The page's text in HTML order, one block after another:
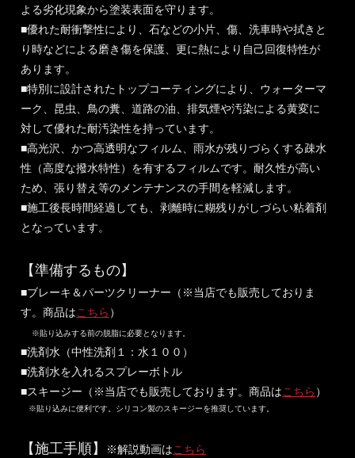
よる劣化現象から塗装表面を守ります。
■優れた耐衝撃性により、石などの小片、傷、洗車時や拭きと
り時などによる磨き傷を保護、更に熱により自己回復特性が
あります。
■特別に設計されたトップコーティングにより、ウォーターマ
ーク、昆虫、鳥の糞、道路の油、排気煙や汚染による黄変に
対して優れた耐汚染性を持っています。
■高光沢、かつ高透明なフィルム、雨水が残りづらくする疎水
性（高度な撥水特性）を有するフィルムです。耐久性が高い
ため、張り替え等のメンテナンスの手間を軽減します。
■施工後長時間経過しても、剥離時に糊残りがしづらい粘着剤
となっています。
【準備するもの】
■ブレーキ＆パーツクリーナー（※当店でも販売しておりま
す。商品はこちら ）
※貼り込みする前の脱脂に必要となります。
■洗剤水（中性洗剤１：水１００）
■洗剤水を入れるスプレーボトル
■スキージー（※当店でも販売しております。商品はこちら ）
※貼り込みに便利です。シリコン製のスキージーを推奨しています。
【施工手順】 ※解説動画はこちら